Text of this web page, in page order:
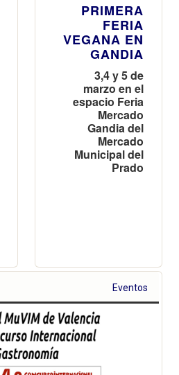
PRIMERA
FERIA
VEGANA EN
GANDIA
3,4 y 5 de
marzo en el
espacio Feria
Mercado
Gandia del
Mercado
Municipal del
Prado
Eventos